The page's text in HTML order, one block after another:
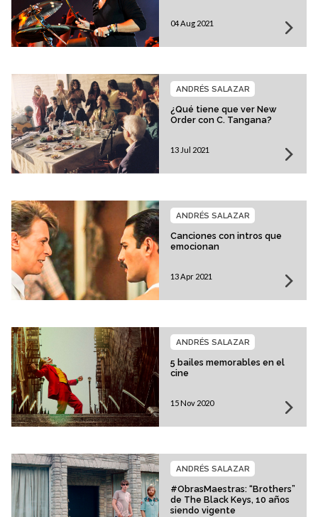
04 Aug 2021
¿Qué tiene que ver New
Order con C. Tangana?
ANDRÉS SALAZAR
13 Jul 2021
Canciones con intros que
emocionan
ANDRÉS SALAZAR
13 Apr 2021
5 bailes memorables en el
cine
ANDRÉS SALAZAR
15 Nov 2020
#ObrasMaestras: “Brothers”
de The Black Keys, 10 años
siendo vigente
ANDRÉS SALAZAR